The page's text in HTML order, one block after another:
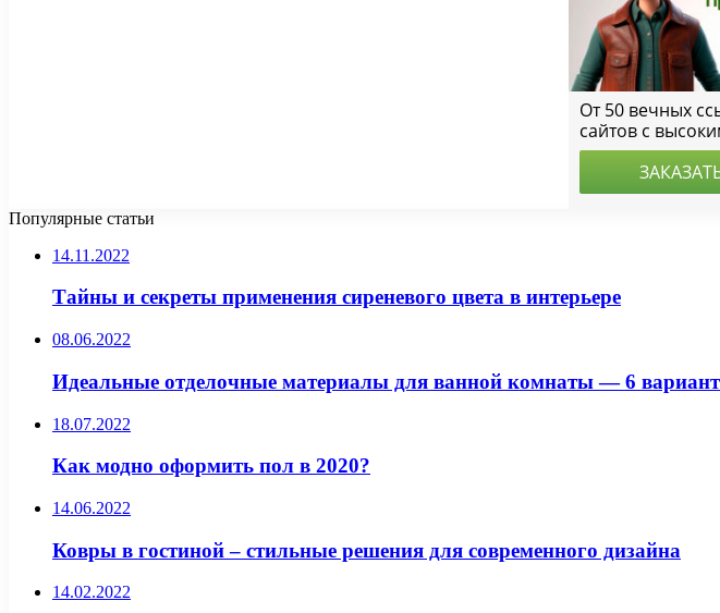
Популярные статьи
14.11.2022
Тайны и секреты применения сиреневого цвета в интерьере
08.06.2022
Идеальные отделочные материалы для ванной комнаты — 6
18.07.2022
Как модно оформить пол в 2020?
14.06.2022
Ковры в гостиной – стильные решения для современного дизайна
14.02.2022